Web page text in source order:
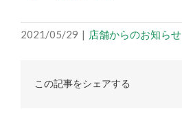
2021/05/29 | 店舗からのお知らせ
この記事をシェアする